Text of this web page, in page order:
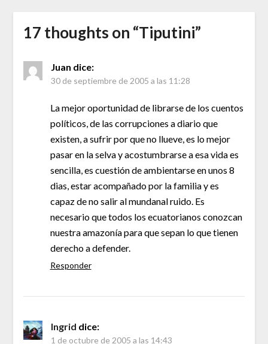
17 thoughts on “Tiputini”
Juan dice:
30 de septiembre de 2005 a las 11:28
La mejor oportunidad de librarse de los cuentos
políticos, de las corrupciones a diario que
existen, a sufrir por que no llueve, es lo mejor
pasar en la selva y acostumbrarse a esa vida es
sencilla, es cuestión de ambientarse en unos 8
dias, estar acompañado por la familia y es
capaz de no salir al mundanal ruido. Es
necesario que todos los ecuatorianos conozcan
nuestra amazonía para que sepan lo que tienen
derecho a defender.
Responder
Ingrid dice:
1 de octubre de 2005 a las 14:43